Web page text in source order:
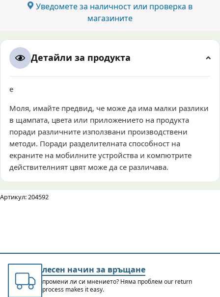
Уведомете за наличност или проверка в
магазините
Детайли за продукта
е
Моля, имайте предвид, че може да има малки разлики
в щампата, цвета или приложението на продукта
поради различните използвани производствени
методи. Поради разделителната способност на
екраните на мобилните устройства и компютрите
действителният цвят може да се различава.
Артикул: 204592
лесен начин за връщане
промени ли си мнението? Няма проблем our return
process makes it easy.